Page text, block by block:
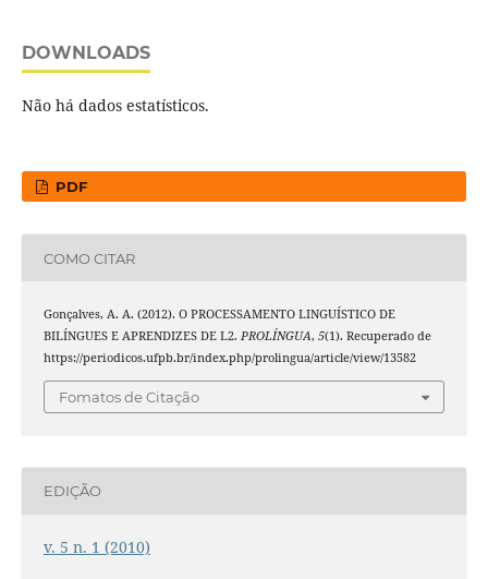
DOWNLOADS
Não há dados estatísticos.
PDF
COMO CITAR
Gonçalves, A. A. (2012). O PROCESSAMENTO LINGUÍSTICO DE
BILÍNGUES E APRENDIZES DE L2. PROLÍNGUA, 5(1). Recuperado de
https://periodicos.ufpb.br/index.php/prolingua/article/view/13582
Fomatos de Citação
EDIÇÃO
v. 5 n. 1 (2010)